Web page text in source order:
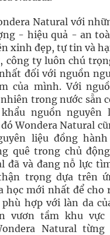
Natural với
- hiệu quả - an
xinh đẹp, tự tin và
công ty luôn chú
đối với nguồn
của mình. Với
trong nước sẵn
nguồn nguyên
Wondera Natural
liệu đồng
quê trong chủ
đã và đang nỗ lực
trọng dựa trên
học mới nhất để cho
hợp với làn da
vươn tầm khu vực
Natural từng